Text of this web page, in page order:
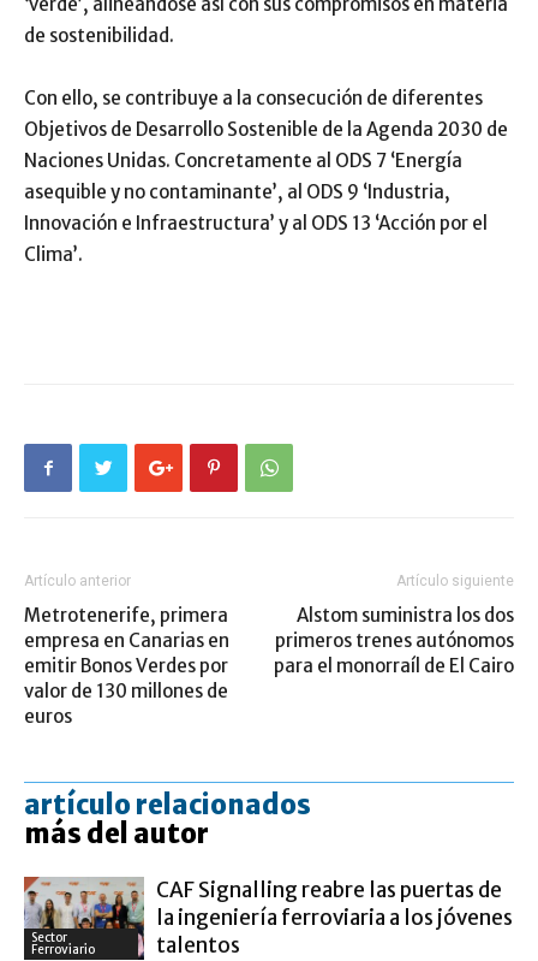
de sostenibilidad.
Con ello, se contribuye a la consecución de diferentes
Objetivos de Desarrollo Sostenible de la Agenda 2030 de
Naciones Unidas. Concretamente al ODS 7 ‘Energía
asequible y no contaminante’, al ODS 9 ‘Industria,
Innovación e Infraestructura’ y al ODS 13 ‘Acción por el
Clima’.
Artículo anterior
Metrotenerife, primera
empresa en Canarias en
emitir Bonos Verdes por
valor de 130 millones de
euros
Artículo siguiente
Alstom suministra los dos
primeros trenes autónomos
para el monorraíl de El Cairo
artículo relacionados
más del autor
Sector
Ferroviario
CAF Signalling reabre las puertas de
la ingeniería ferroviaria a los jóvenes
talentos